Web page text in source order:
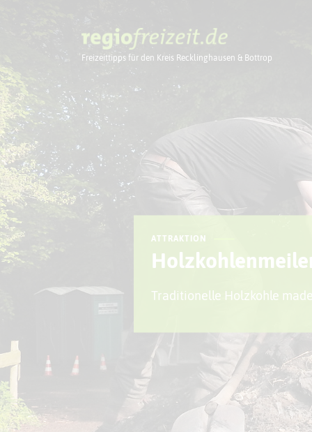
Freizeittipps für den Kreis Recklinghausen & Bottrop
ATTRAKTION
Traditionelle Holzkohle